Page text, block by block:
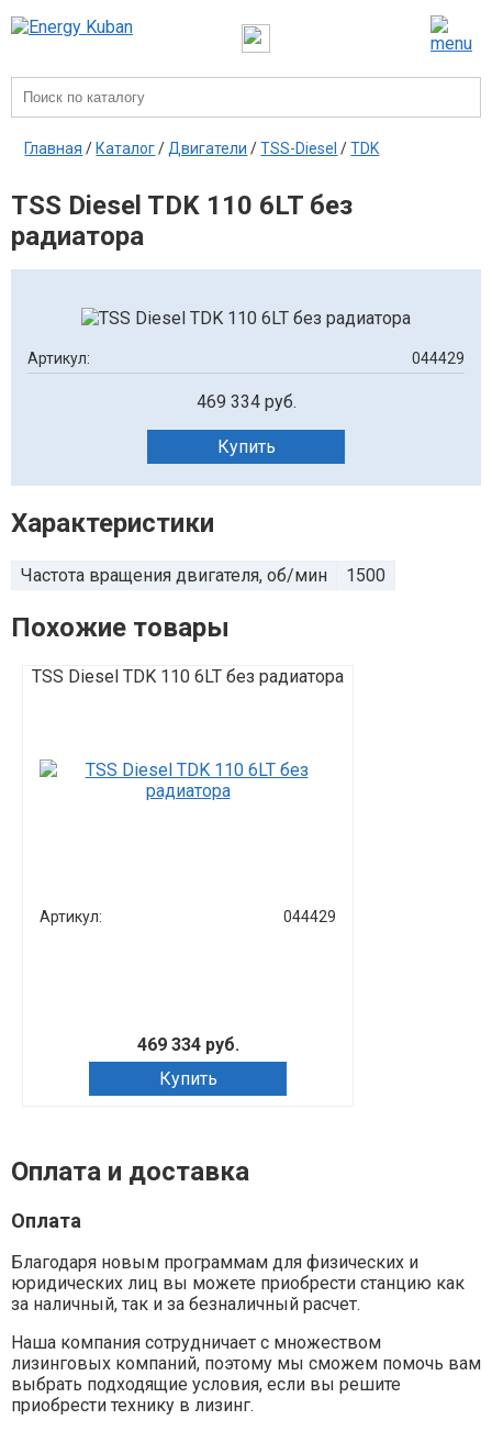
Главная / Каталог/ Двигатели /TSS-Diesel /TDK
TSS Diesel TDK 110 6LT без
радиатора
Артикул: 044429
469 334 руб.
Купить
Характеристики
Частота вращения двигателя, об/мин 1500
Похожие товары
TSS Diesel TDK 110 6LT без радиатора
Артикул: 044429
469 334 руб.
Купить
Оплата и доставка
Оплата
Благодаря новым программам для физических и
юридических лиц вы можете приобрести станцию как
за наличный, так и за безналичный расчет.
Наша компания сотрудничает с множеством
лизинговых компаний, поэтому мы сможем помочь вам
выбрать подходящие условия, если вы решите
приобрести технику в лизинг.